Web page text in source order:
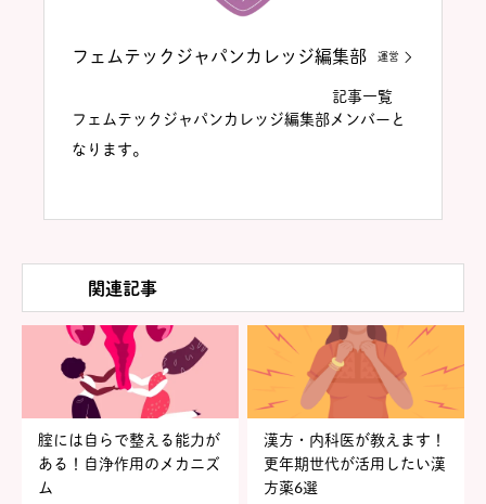
フェムテックジャパンカレッジ編集部 運営
記事一覧
フェムテックジャパンカレッジ編集部メンバーと
なります。
関連記事
腟には自らで整える能力が
ある！自浄作用のメカニズ
ム
漢方・内科医が教えます！
更年期世代が活用したい漢
方薬6選